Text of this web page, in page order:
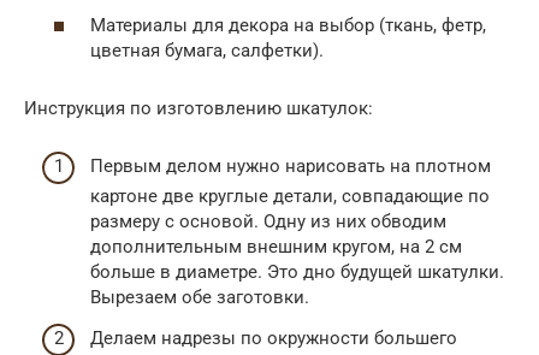
Материалы для декора на выбор (ткань, фетр,
цветная бумага, салфетки).
Инструкция по изготовлению шкатулок:
Первым делом нужно нарисовать на плотном
картоне две круглые детали, совпадающие по
размеру с основой. Одну из них обводим
дополнительным внешним кругом, на 2 см
больше в диаметре. Это дно будущей шкатулки.
Вырезаем обе заготовки.
Делаем надрезы по окружности большего